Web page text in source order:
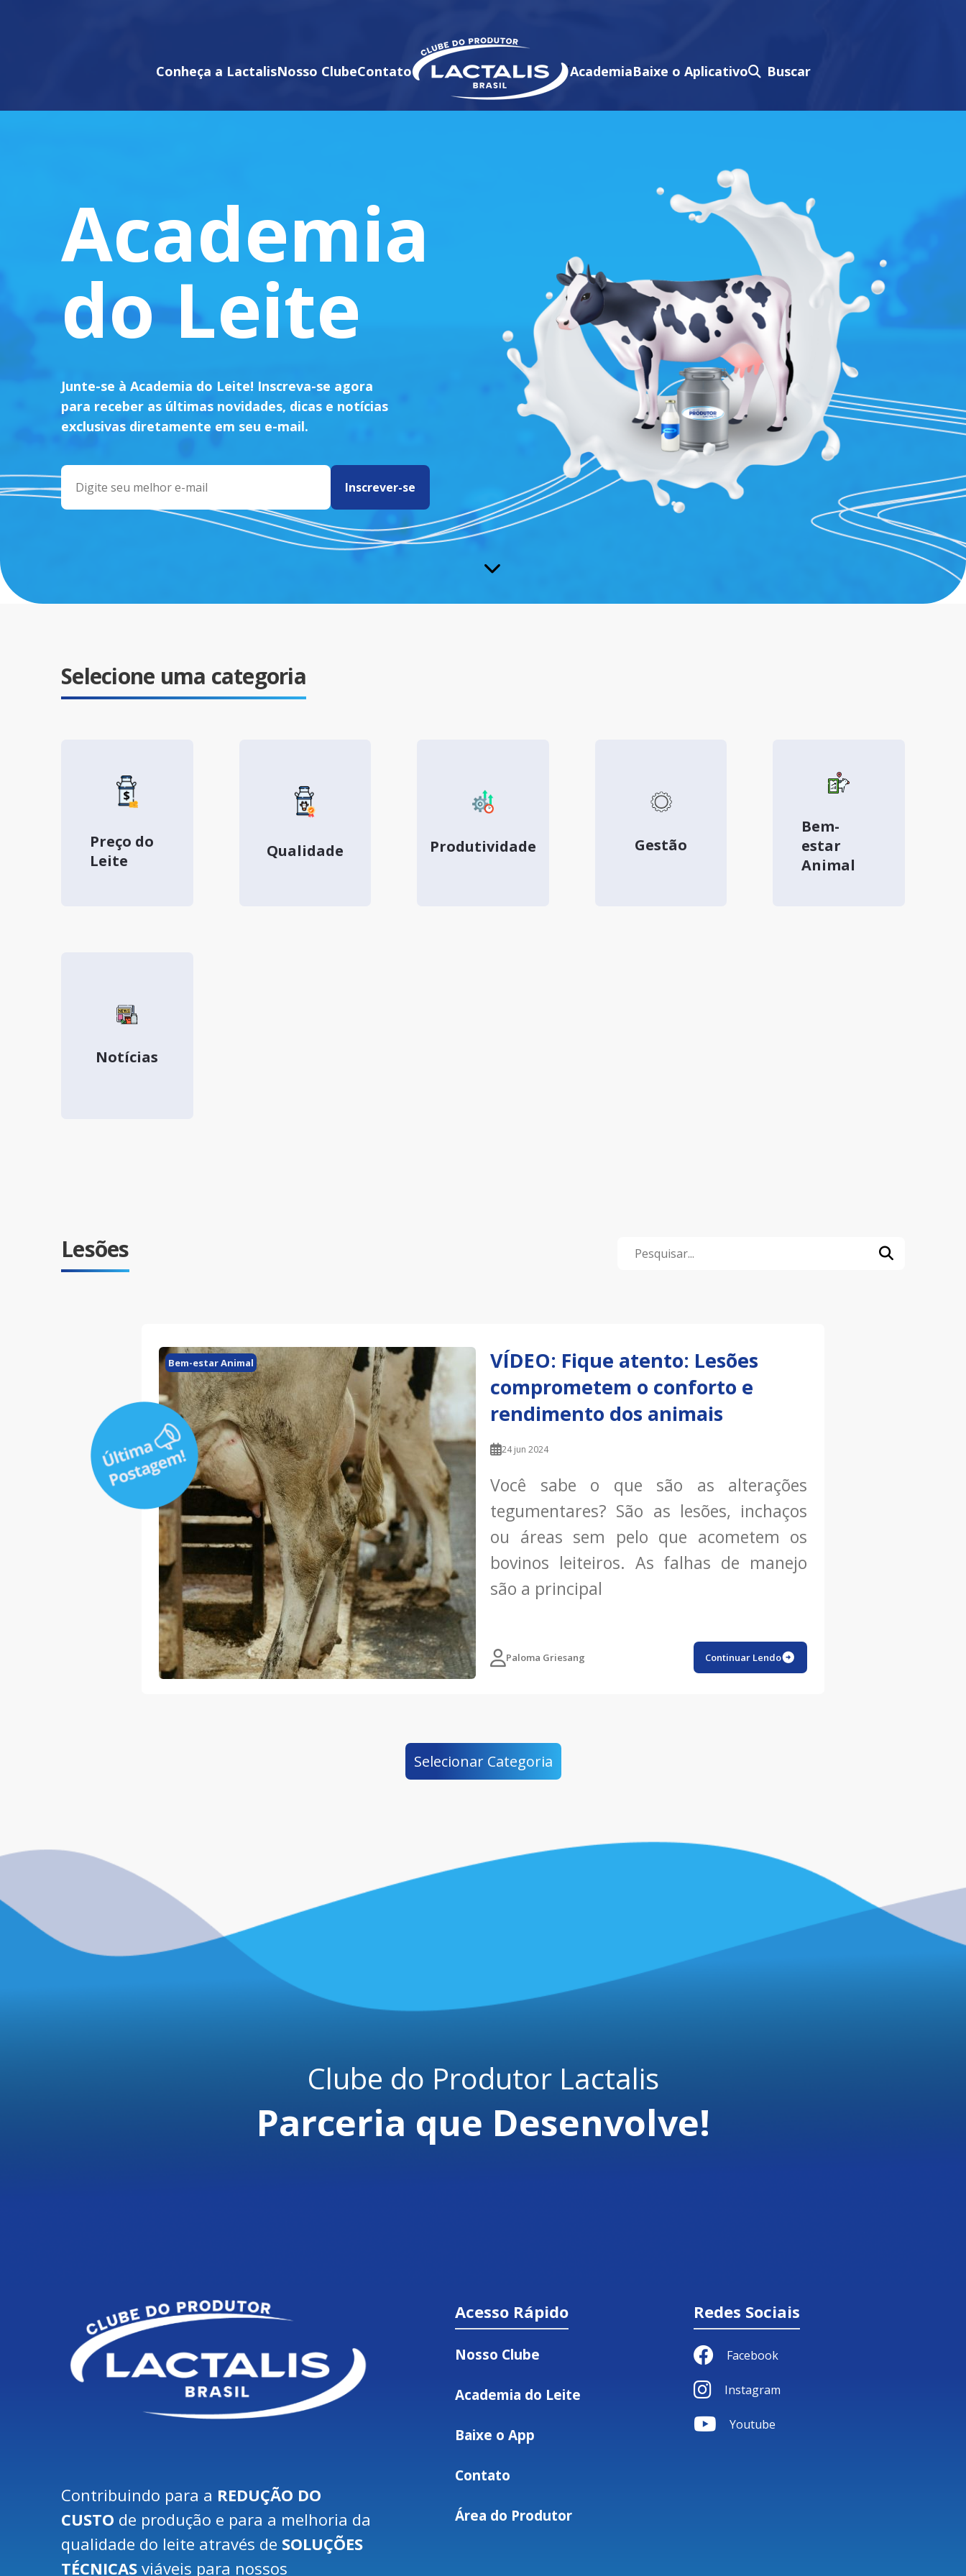
Conheça a LactalisNosso ClubeContato AcademiaBaixe o Aplicativo Buscar
Academia
do Leite
Junte-se à Academia do Leite! Inscreva-se agora
para receber as últimas novidades, dicas e notícias
exclusivas diretamente em seu e-mail.
Selecione uma categoria
Preço do
Leite
Qualidade Produtividade Gestão
Bem-
estar
Animal
Notícias
Lesões
Bem-estar Animal
VÍDEO: Fique atento: Lesões
comprometem o conforto e
rendimento dos animais
24 jun 2024
Você sabe o que são as alterações
tegumentares? São as lesões, inchaços
ou áreas sem pelo que acometem os
bovinos leiteiros. As falhas de manejo
são a principal
Paloma Griesang Continuar Lendo
Selecionar Categoria
Clube do Produtor Lactalis
Parceria que Desenvolve!
Contribuindo para a REDUÇÃO DO
CUSTO de produção e para a melhoria da
qualidade do leite através de SOLUÇÕES
TÉCNICAS viáveis para nossos
Acesso Rápido
Nosso Clube
Academia do Leite
Baixe o App
Contato
Área do Produtor
Redes Sociais
Facebook
Instagram
Youtube